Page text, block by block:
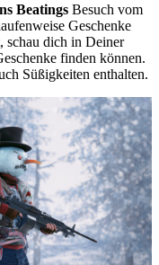
Beatings Besuch vom
Geschenke
schau dich in Deiner
finden können.
Süßigkeiten enthalten.